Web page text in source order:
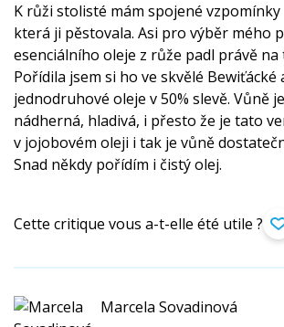
K růži stolisté mám spojené
která ji pěstovala. Asi pro výběr mého
esenciálního oleje z růže padl právě
Pořídila jsem si ho ve skvělé Bewiťácké
jednodruhové oleje v 50% slevě. Vůně
nádherná, hladivá, i přesto že je tato
v jojobovém oleji i tak je vůně
Snad někdy pořídím i čistý olej.
Cette critique vous a-t-elle été utile ?
Marcela Sovadinová